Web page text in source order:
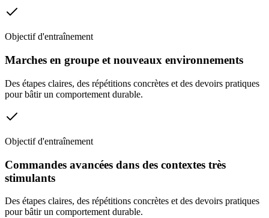
Objectif d'entraînement
Marches en groupe et nouveaux environnements
Des étapes claires, des répétitions concrètes et des devoirs pratiques
pour bâtir un comportement durable.
Objectif d'entraînement
Commandes avancées dans des contextes très
stimulants
Des étapes claires, des répétitions concrètes et des devoirs pratiques
pour bâtir un comportement durable.